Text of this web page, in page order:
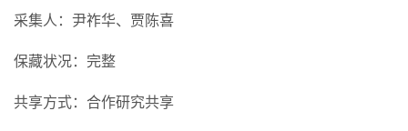
采集人：尹祚华、贾陈喜
保藏状况：完整
共享方式：合作研究共享